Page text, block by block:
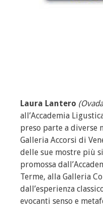
Laura Lantero
all’Accademia
preso parte a diverse
Galleria Accorsi di
delle sue mostre più
promossa
Terme, alla Galleria
dall’esperienza
evocanti senso e